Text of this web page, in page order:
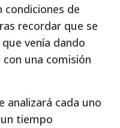
condiciones de
recordar que se
venía dando
una comisión
analizará cada uno
tiempo